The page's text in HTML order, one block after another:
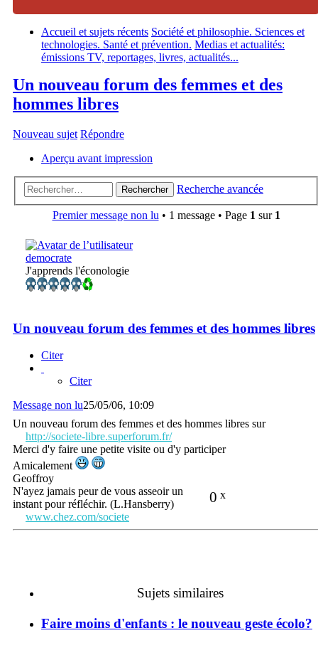
Accueil et sujets récents Société et philosophie. Sciences et
technologies. Santé et prévention. Medias et actualités:
émissions TV, reportages, livres, actualités...
Un nouveau forum des femmes et des
hommes libres
Nouveau sujet Répondre
Aperçu avant impression
Rechercher Recherche avancée
Premier message non lu • 1 message • Page 1 sur 1
democrate
J'apprends l'éconologie
Un nouveau forum des femmes et des hommes libres
Citer
Citer
Message non lu25/05/06, 10:09
Un nouveau forum des femmes et des hommes libres sur
http://societe-libre.superforum.fr/
Merci d'y faire une petite visite ou d'y participer
Amicalement
Geoffroy
0 x
N'ayez jamais peur de vous asseoir un
instant pour réfléchir. (L.Hansberry)
www.chez.com/societe
Sujets similaires
Faire moins d'enfants : le nouveau geste écolo?